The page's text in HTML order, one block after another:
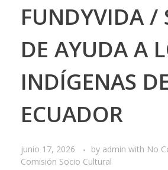
FUNDYVIDA /
DE AYUDA A
INDÍGENAS
ECUADOR
junio 17, 2026 by admin with No
Comisión Socio Cultural